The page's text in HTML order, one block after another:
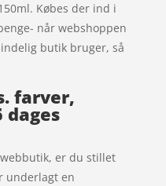
Købes der ind i
når webshoppen
butik bruger, så
farver,
dages
er du stillet
underlagt en